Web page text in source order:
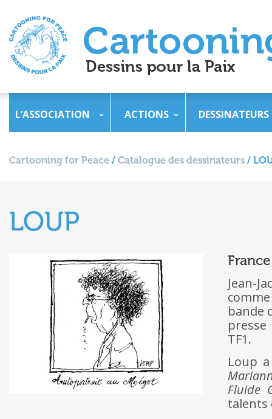
L’ASSOCIATION ACTIONS DESSINATEURS
Cartooning for Peace / Catalogue des dessinateurs /
LOUP
France
Jean-
bande
presse
TF1.
Loup
Fluide
talents